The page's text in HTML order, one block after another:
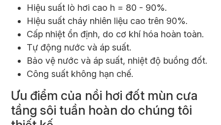
Hiệu suất lò hơi cao h = 80 - 90%.
Hiệu suất cháy nhiên liệu cao trên 90%.
Cấp nhiệt ổn định, do cơ khí hóa hoàn toàn.
Tự động nước và áp suất.
Bảo vệ nước và áp suất, nhiệt độ buồng đốt.
Công suất không hạn chế.
Ưu điểm của nồi hơi đốt mùn cưa
tầng sôi tuần hoàn do chúng tôi